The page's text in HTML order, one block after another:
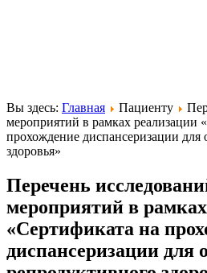
Вы здесь: Главная Пациенту
мероприятий в рамках реализации
прохождение диспансеризации для
здоровья»
Перечень
мероприятий в
«Сертификата на
диспансеризации для